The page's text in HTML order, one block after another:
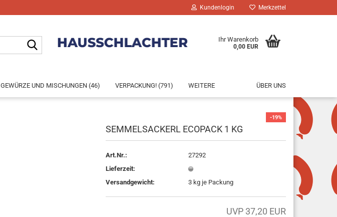
Kundenlogin
Passwort vergessen?
Merkzettel
Ihr Warenkorb
0,00 EUR
GEWÜRZE UND MISCHUNGEN (46) VERPACKUNG! (791) ÜBER UNS
WEITERE
-19%
SEMMELSACKERL ECOPACK 1 KG
Art.Nr.:
27292
Lieferzeit:
Versandgewicht:
3 kg je Packung
UVP 37,20 EUR